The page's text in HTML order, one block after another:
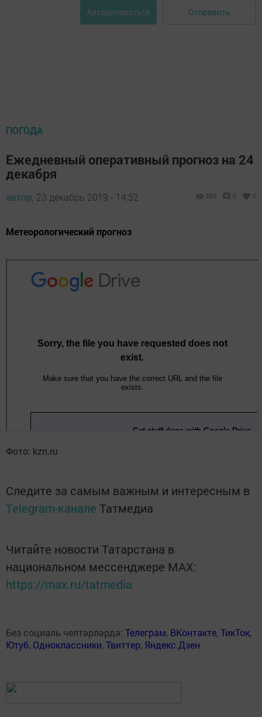
Авторизоваться Отправить
ПОГОДА
Ежедневный оперативный прогноз на 24
декабря
автор, 23 декабрь 2019 - 14:52 290 0 0
Метеорологический прогноз
Фото: kzn.ru
Следите за самым важным и интересным в
Telegram-канале Татмедиа
Читайте новости Татарстана в
национальном мессенджере MАХ:
https://max.ru/tatmedia
Без социаль челтәрләрдә: Телеграм, ВКонтакте,ТикТок,
Ютуб, Одноклассники,Твиттер, Яндекс.Дзен